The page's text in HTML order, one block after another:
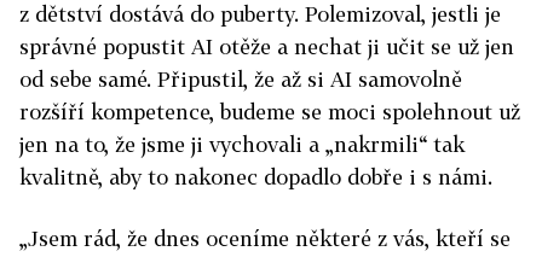
z dětství dostává do puberty. Polemizoval, jestli je
správné popustit AI otěže a nechat ji učit se už jen
od sebe samé. Připustil, že až si AI samovolně
rozšíří kompetence, budeme se moci spolehnout už
jen na to, že jsme ji vychovali a „nakrmili“ tak
kvalitně, aby to nakonec dopadlo dobře i s námi.
„Jsem rád, že dnes oceníme některé z vás, kteří se